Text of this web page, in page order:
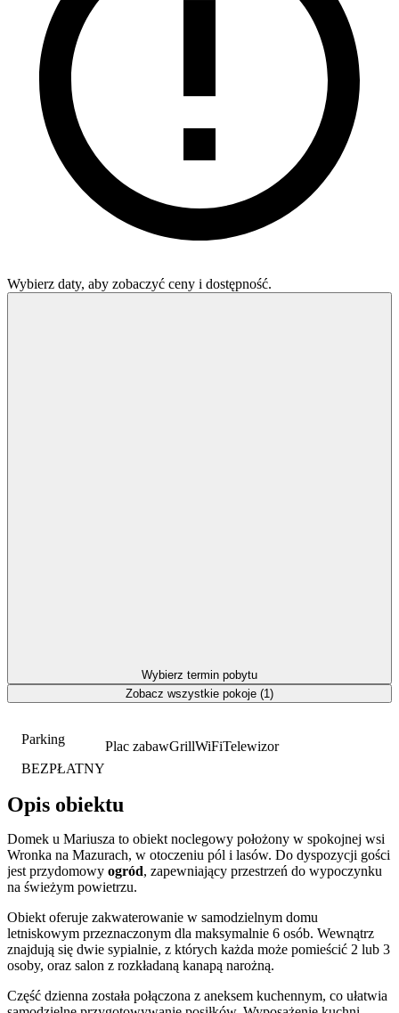
Parking
BEZPŁATNY
Plac zabawGrillWiFiTelewizor
Opis obiektu
Domek u Mariusza to obiekt noclegowy położony w spokojnej wsi
Wronka na Mazurach, w otoczeniu pól i lasów. Do dyspozycji gości
jest przydomowy ogród, zapewniający przestrzeń do wypoczynku
na świeżym powietrzu.
Obiekt oferuje zakwaterowanie w samodzielnym domu
letniskowym przeznaczonym dla maksymalnie 6 osób. Wewnątrz
znajdują się dwie sypialnie, z których każda może pomieścić 2 lub 3
osoby, oraz salon z rozkładaną kanapą narożną.
Część dzienna została połączona z aneksem kuchennym, co ułatwia
Wybierz daty, aby zobaczyć ceny i dostępność.
Wybierz termin pobytu
Zobacz wszystkie pokoje (1)